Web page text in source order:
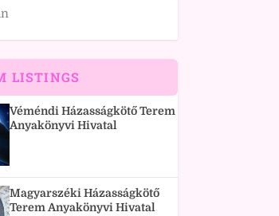
LISTINGS
Véméndi Házasságkötő Terem
Anyakönyvi Hivatal
Magyarszéki Házasságkötő
Terem Anyakönyvi Hivatal